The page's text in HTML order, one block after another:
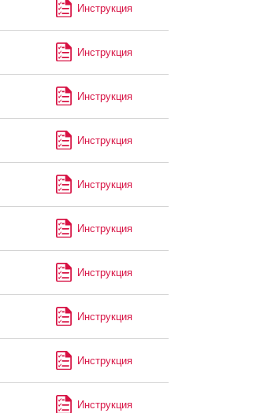
Инструкция
Инструкция
Инструкция
Инструкция
Инструкция
Инструкция
Инструкция
Инструкция
Инструкция
Инструкция